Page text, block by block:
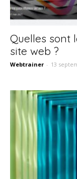
Quelles sont
site web ?
Webtrainer - 13